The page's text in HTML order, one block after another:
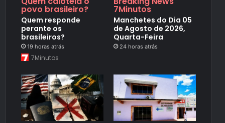
povo brasileiro?
Quem responde
perante os
brasileiros?
19 horas atrás
7Minutos
7Minutos
Manchetes do Dia 05
de Agosto de 2026,
Quarta-Feira
24 horas atrás